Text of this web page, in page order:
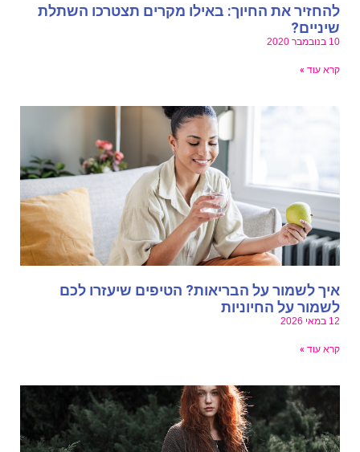
את החיוך: באילו מקרים תצטרכו השתלת
עוד »
לשמור על הבריאות? הטיפים שיעזרו לכם
על החיוניות
עוד »